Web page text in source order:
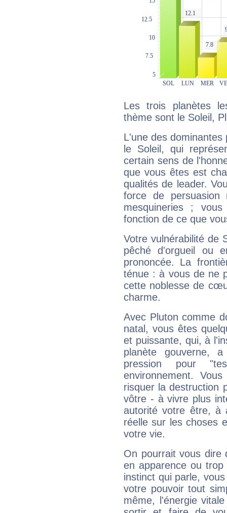
Les trois planètes
thème sont le Soleil,
L'une des
le Soleil, qui
certain sens de
que vous êtes est
qualités de leader.
force de
mesquineries ;
fonction de ce que
Votre vulnérabilité de
pêché d'orgueil ou
prononcée. La
ténue : à vous de ne
cette noblesse de
charme.
Avec Pluton comme
natal, vous êtes
et puissante, qui, à
planète gouverne,
pression pour
environnement.
risquer la destruction
vôtre - à vivre plus
autorité votre être, à
réelle sur les choses
votre vie.
On pourrait vous dire
en apparence ou
instinct qui parle,
votre pouvoir tout
même, l'énergie